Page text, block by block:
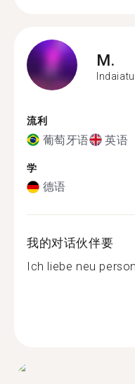
M.
流利
葡萄牙语 英语
学
德语
我的对话伙伴要
Ich liebe neu